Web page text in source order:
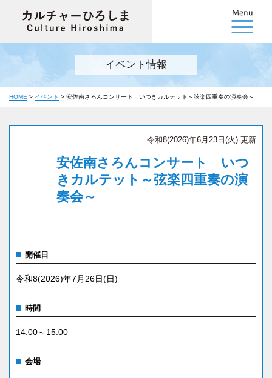
イベント情報
HOME > イベント > 安佐南さろんコンサート いつきカルテット～弦楽四重奏の演奏会～
令和8(2026)年6月23日(火) 更新
安佐南さろんコンサート いつ
きカルテット～弦楽四重奏の演
奏会～
開催日
令和8(2026)年7月26日(日)
時間
14:00～15:00
会場